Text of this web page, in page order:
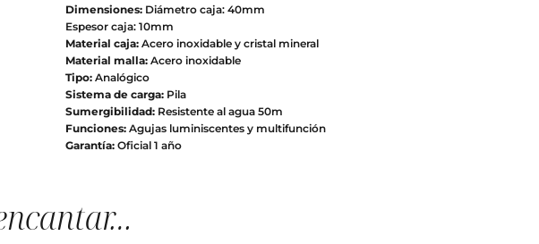
Dimensiones:Diámetro caja: 40mm
Espesor caja: 10mm
Material caja:Acero inoxidable y cristal mineral
Material malla:Acero inoxidable
Tipo:Analógico
Sistema de carga:Pila
Sumergibilidad:Resistente al agua 50m
Funciones:Agujas luminiscentes y multifunción
Garantía:Oficial 1 año